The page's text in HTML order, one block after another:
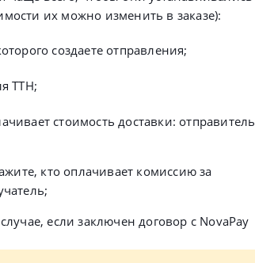
их можно изменить в заказе):
создаете отправления;
ТТН;
стоимость доставки: отправитель
кто оплачивает комиссию за
если заключен договор с NovaPay